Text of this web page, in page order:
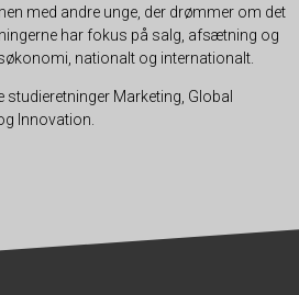
med andre unge, der drømmer om det
har fokus på salg, afsætning og
nationalt og internationalt.
studieretninger Marketing, Global
Innovation.